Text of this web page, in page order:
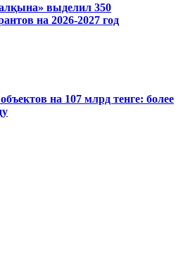
выделил 350
на 2026-2027 год
на 107 млрд тенге: более